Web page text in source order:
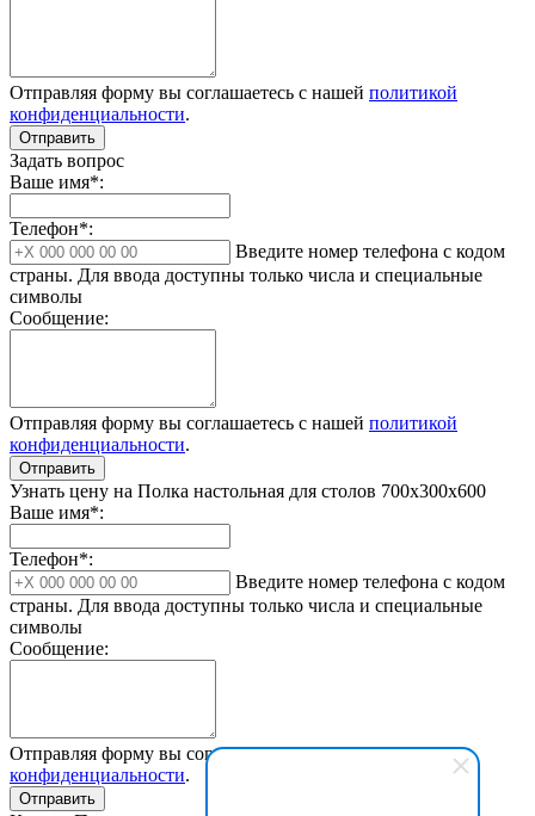
Отправляя форму вы соглашаетесь с нашей политикой
конфиденциальности.
Отправить
Задать вопрос
Ваше имя*:
Телефон*:
Введите номер телефона с кодом
страны. Для ввода доступны только числа и специальные
символы
Сообщение:
Отправляя форму вы соглашаетесь с нашей политикой
конфиденциальности.
Отправить
Узнать цену на Полка настольная для столов 700х300х600
Ваше имя*:
Телефон*:
Введите номер телефона с кодом
страны. Для ввода доступны только числа и специальные
символы
Сообщение:
Отправляя форму вы соглашаетесь с нашейполитикой
конфиденциальности.
Отправить